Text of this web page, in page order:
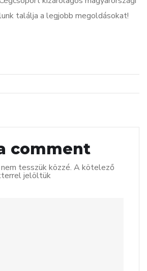
találja a legjobb megoldásokat!
comment
tesszük közzé. A kötelező
jelöltük